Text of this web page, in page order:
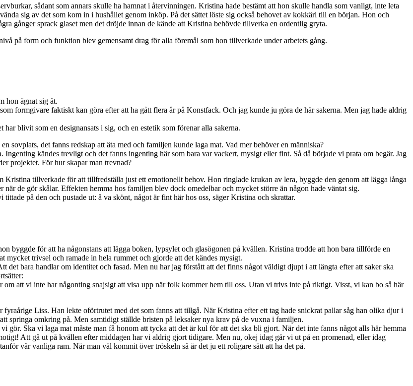
sådant som annars skulle ha hamnat i återvinningen. Kristina hade bestämt att hon skulle handla som vanligt, inte leta
sig av det som kom in i hushållet genom inköp. På det sättet löste sig också behovet av kokkärl till en början. Hon och
gånger sprack glaset men det dröjde innan de kände att Kristina behövde tillverka en ordentlig gryta.
på form och funktion blev gemensamt drag för alla föremål som hon tillverkade under arbetets gång.
hon ägnat sig åt.
formgivare faktiskt kan göra efter att ha gått flera år på Konstfack. Och jag kunde ju göra de här sakerna. Men jag hade aldrig
blivit som en designansats i sig, och en estetik som förenar alla sakerna.
sovplats, det fanns redskap att äta med och familjen kunde laga mat. Vad mer behöver en människa?
kändes trevligt och det fanns ingenting här som bara var vackert, mysigt eller fint. Så då började vi prata om begär. Jag
projektet. För hur skapar man trevnad?
tillverkade för att tillfredställa just ett emotionellt behov. Hon ringlade krukan av lera, byggde den genom att lägga långa
de gör skålar. Effekten hemma hos familjen blev dock omedelbar och mycket större än någon hade väntat sig.
på den och pustade ut: å va skönt, något är fint här hos oss, säger Kristina och skrattar.
byggde för att ha någonstans att lägga boken, lypsylet och glasögonen på kvällen. Kristina trodde att hon bara tillförde en
trivsel och ramade in hela rummet och gjorde att det kändes mysigt.
det bara handlar om identitet och fasad. Men nu har jag förstått att det finns något väldigt djupt i att längta efter att saker ska
att vi inte har någonting snajsigt att visa upp när folk kommer hem till oss. Utan vi trivs inte på riktigt. Visst, vi kan bo så här
fyraårige Liss. Han lekte oförtrutet med det som fanns att tillgå. När Kristina efter ett tag hade snickrat pallar såg han olika djur i
springa omkring på. Men samtidigt ställde bristen på leksaker nya krav på de vuxna i familjen.
gör. Ska vi laga mat måste man få honom att tycka att det är kul för att det ska bli gjort. När det inte fanns något alls här hemma
Att gå ut på kvällen efter middagen har vi aldrig gjort tidigare. Men nu, okej idag går vi ut på en promenad, eller idag
vår vanliga ram. När man väl kommit över tröskeln så är det ju ett roligare sätt att ha det på.